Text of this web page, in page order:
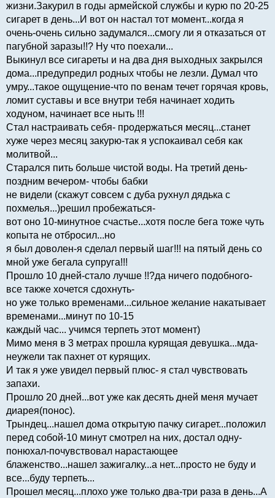
жизни.Закурил в годы армейской службы и курю по 20-25
сигарет в день...И вот он настал тот момент...когда я
очень-очень сильно задумался...смогу ли я отказаться от
пагубной заразы!!? Ну что поехали...
Выкинул все сигареты и на два дня выходных закрылся
дома...предупредил родных чтобы не лезли. Думал что
умру...такое ощущение-что по венам течет горячая кровь,
ломит суставы и все внутри тебя начинает ходить
ходуном, начинает все ныть !!!
Стал настраивать себя- продержаться месяц...станет
хуже через месяц закурю-так я успокаивал себя как
молитвой...
Старался пить больше чистой воды. На третий день-
поздним вечером- чтобы бабки
не видели (скажут совсем с дуба рухнул дядька с
похмелья...)решил пробежаться-
вот оно 10-минутное счастье...хотя после бега тоже чуть
копыта не отбросил...но
я был доволен-я сделал первый шаг!!! на пятый день со
мной уже бегала супруга!!!
Прошло 10 дней-стало лучше !!?да ничего подобного-
все также хочется сдохнуть-
но уже только временами...сильное желание накатывает
временами...минут по 10-15
каждый час... учимся терпеть этот момент)
Мимо меня в 3 метрах прошла курящая девушка...мда-
неужели так пахнет от курящих.
И так я уже увидел первый плюс- я стал чувствовать
запахи.
Прошло 20 дней...вот уже как десять дней меня мучает
диарея(понос).
Трындец...нашел дома открытую пачку сигарет...положил
перед собой-10 минут смотрел на них, достал одну-
понюхал-почувствовал нарастающее
блаженство...нашел зажигалку...а нет...просто не буду и
все...буду терпеть...
Прошел месяц...плохо уже только два-три раза в день...А